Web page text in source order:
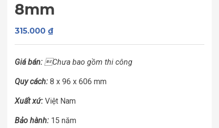
8mm
315.000 ₫
Giá bán: Chưa bao gồm thi công
Quy cách: 8 x 96 x 606 mm
Xuất xứ: Việt Nam
Bảo hành: 15 năm